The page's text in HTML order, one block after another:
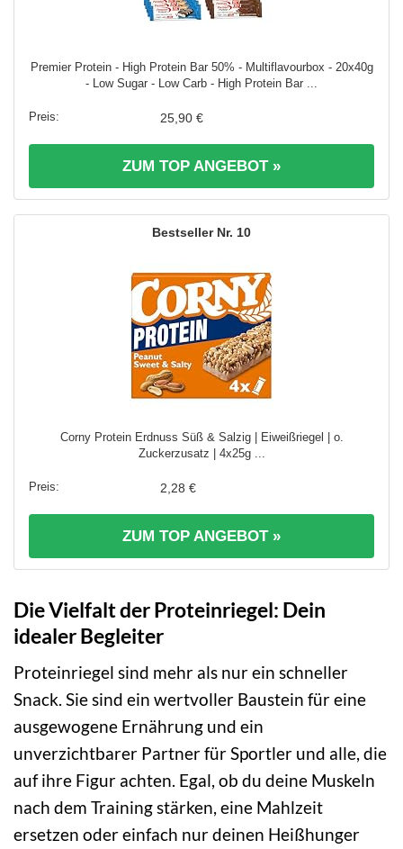
Premier Protein - High Protein Bar 50% - Multiflavourbox - 20x40g
- Low Sugar - Low Carb - High Protein Bar ...
25,90 €
ZUM TOP ANGEBOT »
10
Corny Protein Erdnuss Süß & Salzig | Eiweißriegel | o.
Zuckerzusatz | 4x25g ...
2,28 €
ZUM TOP ANGEBOT »
Die Vielfalt der Proteinriegel: Dein
idealer Begleiter
Proteinriegel sind mehr als nur ein schneller
Snack. Sie sind ein wertvoller Baustein für eine
ausgewogene Ernährung und ein
unverzichtbarer Partner für Sportler und alle, die
auf ihre Figur achten. Egal, ob du deine Muskeln
nach dem Training stärken, eine Mahlzeit
ersetzen oder einfach nur deinen Heißhunger